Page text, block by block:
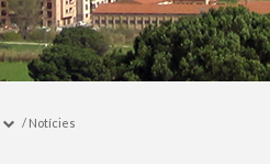
/ Notícies